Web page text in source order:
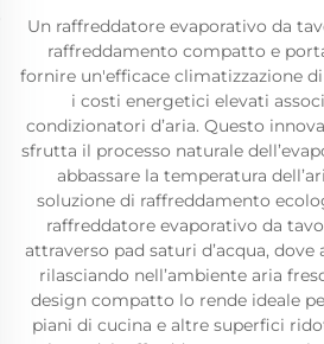
Un raffreddatore evaporativo da
raffreddamento compatto e
fornire un'efficace climatizzazione
i costi energetici elevati
condizionatori d’aria. Questo
sfrutta il processo naturale
abbassare la temperatura
soluzione di raffreddamento
raffreddatore evaporativo da
attraverso pad saturi d’acqua, dove
rilasciando nell’ambiente aria
design compatto lo rende ideale
piani di cucina e altre superfici